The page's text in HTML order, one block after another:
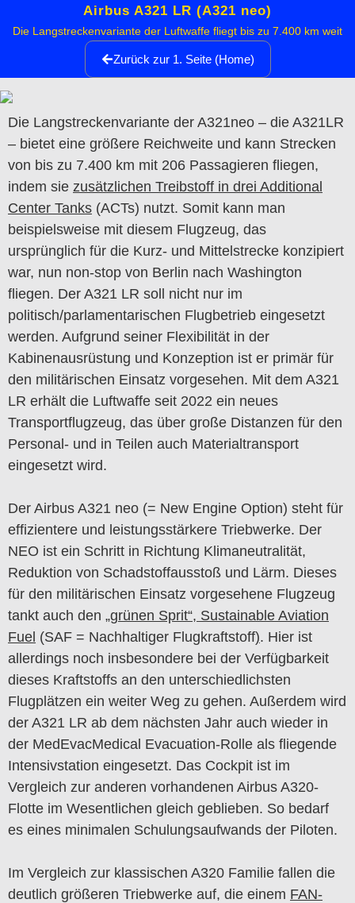
Airbus A321 LR (A321 neo)
Die Langstreckenvariante der Luftwaffe fliegt bis zu 7.400 km weit
Zurück zur 1. Seite (Home)
Die Langstreckenvariante der A321neo – die A321LR
– bietet eine größere Reichweite und kann Strecken
von bis zu 7.400 km mit 206 Passagieren fliegen,
indem sie zusätzlichen Treibstoff in drei Additional
Center Tanks (ACTs) nutzt. Somit kann man
beispielsweise mit diesem Flugzeug, das
ursprünglich für die Kurz- und Mittelstrecke konzipiert
war, nun non-stop von Berlin nach Washington
fliegen. Der A321 LR soll nicht nur im
politisch/parlamentarischen Flugbetrieb eingesetzt
werden. Aufgrund seiner Flexibilität in der
Kabinenausrüstung und Konzeption ist er primär für
den militärischen Einsatz vorgesehen. Mit dem A321
LR erhält die Luftwaffe seit 2022 ein neues
Transportflugzeug, das über große Distanzen für den
Personal- und in Teilen auch Materialtransport
eingesetzt wird.
Der Airbus A321 neo (= New Engine Option) steht für
effizientere und leistungsstärkere Triebwerke. Der
NEO ist ein Schritt in Richtung Klimaneutralität,
Reduktion von Schadstoffausstoß und Lärm. Dieses
für den militärischen Einsatz vorgesehene Flugzeug
tankt auch den „grünen Sprit“, Sustainable Aviation
Fuel (SAF = Nachhaltiger Flugkraftstoff). Hier ist
allerdings noch insbesondere bei der Verfügbarkeit
dieses Kraftstoffs an den unterschiedlichsten
Flugplätzen ein weiter Weg zu gehen. Außerdem wird
der A321 LR ab dem nächsten Jahr auch wieder in
der MedEvacMedical Evacuation-Rolle als fliegende
Intensivstation eingesetzt. Das Cockpit ist im
Vergleich zur anderen vorhandenen Airbus A320-
Flotte im Wesentlichen gleich geblieben. So bedarf
es eines minimalen Schulungsaufwands der Piloten.
Im Vergleich zur klassischen A320 Familie fallen die
deutlich größeren Triebwerke auf, die einem FAN-